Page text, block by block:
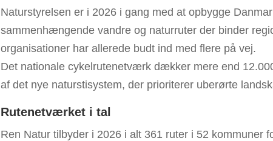
Naturstyrelsen er i 2026 i gang med at opbygge
sammenhængende vandre og naturruter der binder
organisationer har allerede budt ind med flere på vej.
Det nationale cykelrutenetværk dækker mere end
af det nye naturstisystem, der prioriterer uberørte
Rutenetværket i tal
Ren Natur tilbyder i 2026 i alt 361 ruter i 52 kommuner